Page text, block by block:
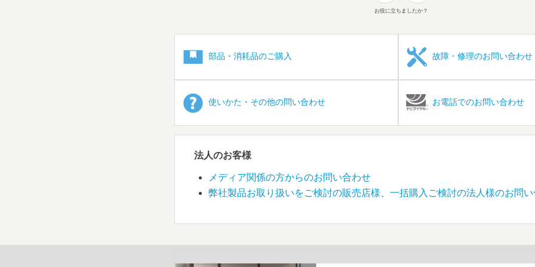
お役に立ちましたか？
部品・消耗品のご購入 故障・修理のお問い合わせ
使いかた・その他の問い合わせ お電話でのお問い合わせ
法人のお客様
メディア関係の方からのお問い合わせ
弊社製品お取り扱いをご検討の販売店様、一括購入ご検討の法人様のお問